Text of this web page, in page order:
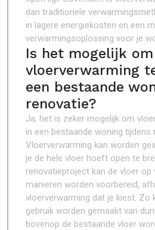
dan traditionele
in lagere energiekosten en een
verwarmingsoplossing voor je
Is het mogelijk om
vloerverwarming
een bestaande
renovatie?
Ja, het is zeker mogelijk om
in een bestaande woning tijdens
Vloerverwarming kan worden
je de hele vloer hoeft open te
renovatieproject kan de vloer op
manieren worden voorbereid,
vloerverwarming dat je kiest. Zo
gebruik worden gemaakt van
bovenop de bestaande vloer